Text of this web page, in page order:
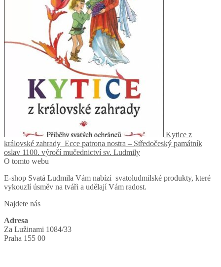
Kytice z
královské zahrady Ecce patrona nostra – Středočeský památník
oslav 1100. výročí mučednictví sv. Ludmily
O tomto webu
E-shop Svatá Ludmila Vám nabízí svatoludmilské produkty, které
vykouzlí úsměv na tváři a udělají Vám radost.
Najdete nás
Adresa
Za Lužinami 1084/33
Praha 155 00